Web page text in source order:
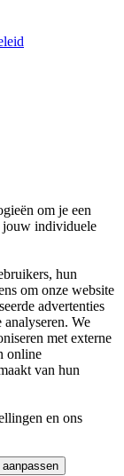
om je een
jouw individuele
hun
om onze website
advertenties
We
met externe
online
van hun
en ons